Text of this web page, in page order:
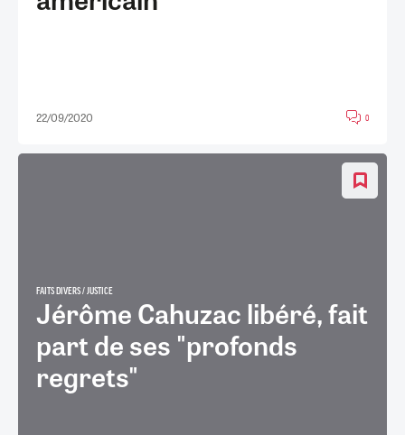
22/09/2020 0
FAITS DIVERS / JUSTICE
Jérôme Cahuzac libéré, fait
part de ses "profonds
regrets"